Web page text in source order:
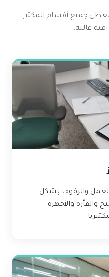
جميع أقسام المكتب
عالية.
والرفوف بشكل
والفأرة والأجهزة